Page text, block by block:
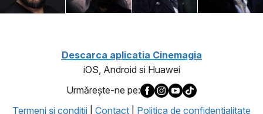
Descarca aplicatia Cinemagia
iOS, Android si Huawei
Urmăreşte-ne pe:
Termeni şi condiţii
Contact Politica de confidentialitate